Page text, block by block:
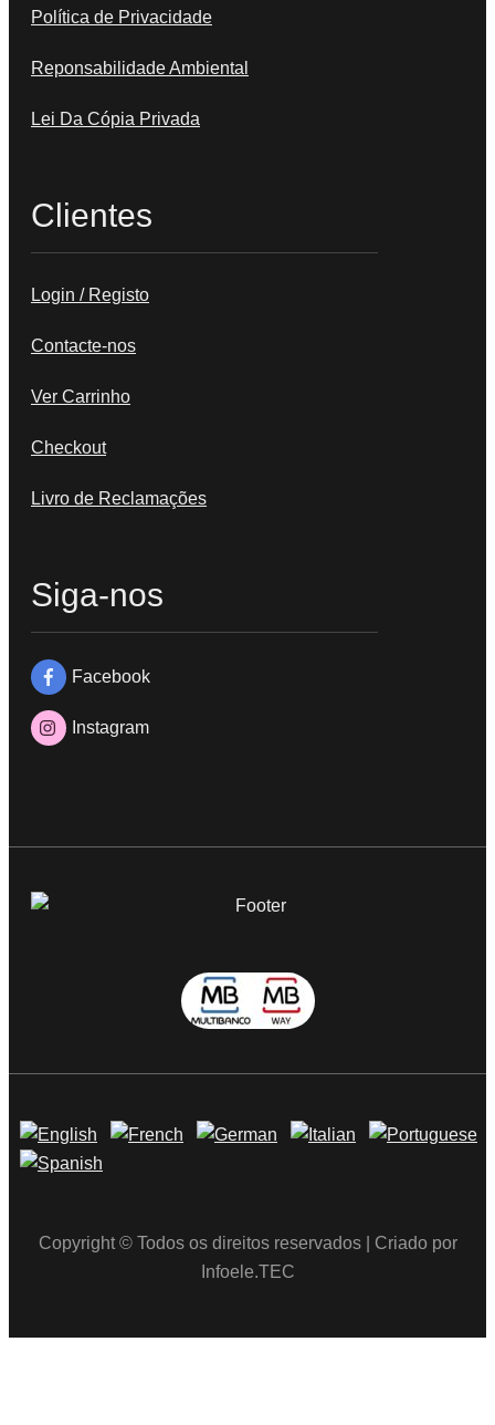
Política de Privacidade
Reponsabilidade Ambiental
Lei Da Cópia Privada
Clientes
Login / Registo
Contacte-nos
Ver Carrinho
Checkout
Livro de Reclamações
Siga-nos
Facebook
Instagram
Copyright © Todos os direitos reservados | Criado por
Infoele.TEC